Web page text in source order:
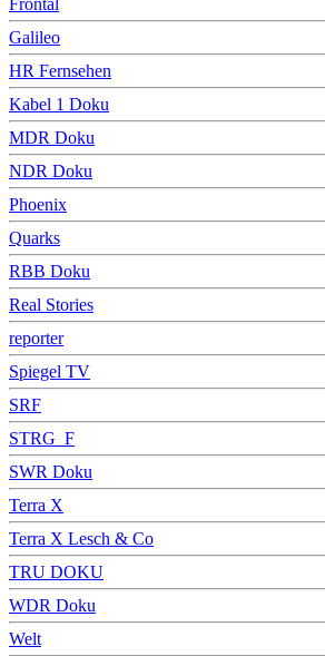
Galileo
HR Fernsehen
Kabel 1 Doku
MDR Doku
NDR Doku
Phoenix
Quarks
RBB Doku
Real Stories
reporter
Spiegel TV
SRF
STRG_F
SWR Doku
Terra X
Terra X Lesch & Co
TRU DOKU
WDR Doku
Welt